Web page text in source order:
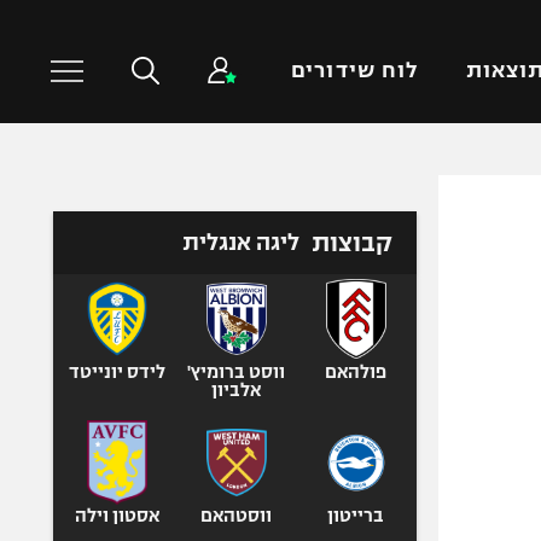
תוצאות לוח שידורים
טניס
כדוריד
כדורעף
שחייה
ג'ודו
אגרוף
ספורט אולימפי
קבוצות ליגה אנגלית
פולהאם
ווסט ברומיץ'
אלביון
לידס יונייטד
ברייטון ווסטהאם אסטון וילה